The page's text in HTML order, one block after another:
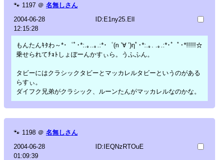
🐾 1197 ＠ 名無しさん
2004-06-28
12:15:28
ID:E1ny25.ElI
もんたんｷﾀわ～*･゜ﾟ･*:.｡..｡.:*･゜(n ’∀ ’)ηﾟ･*:.｡. .｡.:*･゜ﾟ･*!!!!!☆
乗せられてﾁｮﾄしょぼーんかすぃら。うふふん。
タビーにはクラシックタビーとマッカレルタビーというのがある
らすぃ。
ダイフク兄弟がクラシック、ルーンたんがマッカレルなのかな。
🐾 1198 ＠ 名無しさん
2004-06-28
01:09:39
ID:IEQNzRTOuE